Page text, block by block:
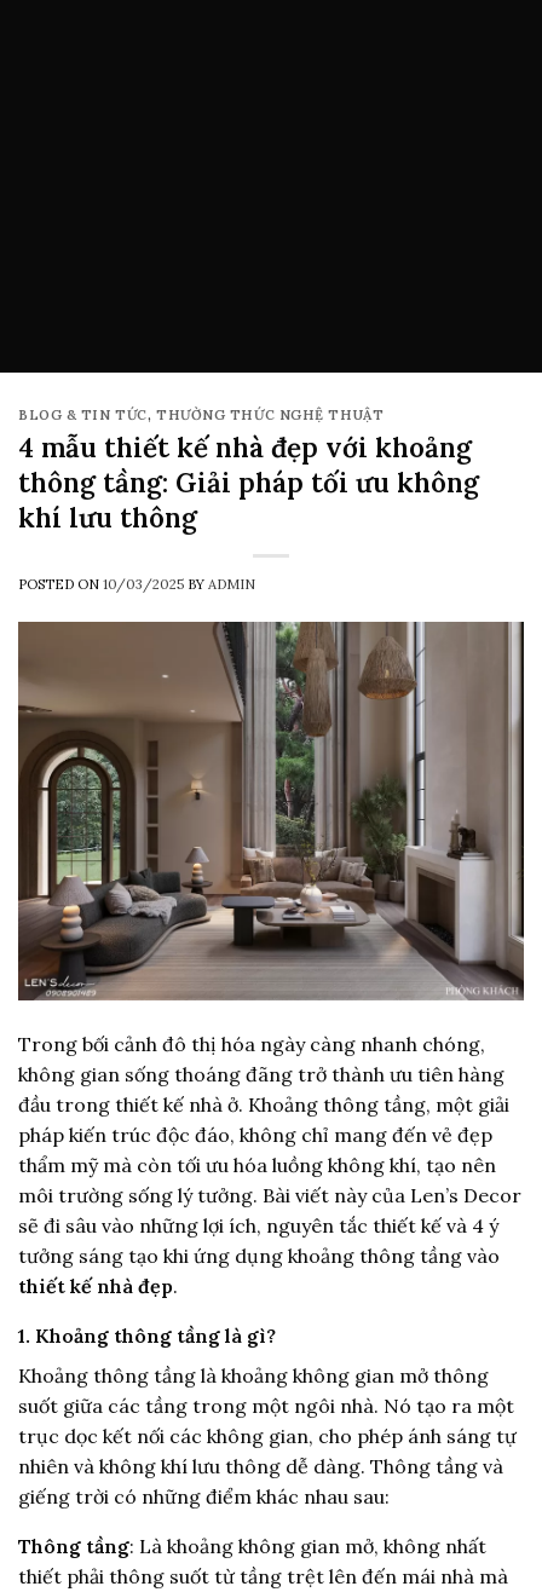
BLOG & TIN TỨC, THƯỜNG THỨC NGHỆ THUẬT
4 mẫu thiết kế nhà đẹp với khoảng
thông tầng: Giải pháp tối ưu không
khí lưu thông
POSTED ON 10/03/2025 BY ADMIN
Trong bối cảnh đô thị hóa ngày càng nhanh chóng,
không gian sống thoáng đãng trở thành ưu tiên hàng
đầu trong thiết kế nhà ở. Khoảng thông tầng, một giải
pháp kiến trúc độc đáo, không chỉ mang đến vẻ đẹp
thẩm mỹ mà còn tối ưu hóa luồng không khí, tạo nên
môi trường sống lý tưởng. Bài viết này của Len’s Decor
sẽ đi sâu vào những lợi ích, nguyên tắc thiết kế và 4 ý
tưởng sáng tạo khi ứng dụng khoảng thông tầng vào
thiết kế nhà đẹp.
1. Khoảng thông tầng là gì?
Khoảng thông tầng là khoảng không gian mở thông
suốt giữa các tầng trong một ngôi nhà. Nó tạo ra một
trục dọc kết nối các không gian, cho phép ánh sáng tự
nhiên và không khí lưu thông dễ dàng. Thông tầng và
giếng trời có những điểm khác nhau sau:
Thông tầng: Là khoảng không gian mở, không nhất
thiết phải thông suốt từ tầng trệt lên đến mái nhà mà